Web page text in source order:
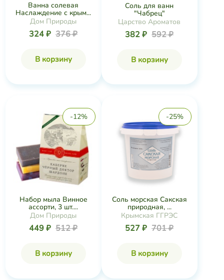
Ванна солевая
Наслаждение с крым...
Дом Природы
324 ₽ 376 ₽
В корзину
Соль для ванн
"Чабрец"
Царство Ароматов
382 ₽ 592 ₽
В корзину
-12%
Набор мыла Винное
ассорти, 3 шт....
Дом Природы
449 ₽ 512 ₽
В корзину
-25%
Соль морская Сакская
природная, ...
Крымская ГГРЭС
527 ₽ 701 ₽
В корзину